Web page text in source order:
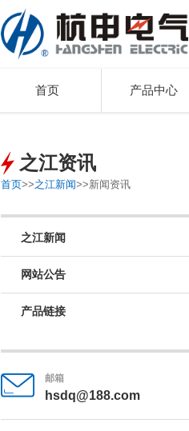
首页 产品中心
之江资讯
首页>>之江新闻>>新闻资讯
之江新闻
网站公告
产品链接
邮箱
hsdq@188.com